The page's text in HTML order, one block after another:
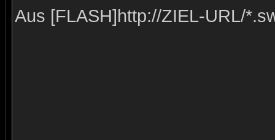
Aus [FLASH]http://ZIEL-URL/